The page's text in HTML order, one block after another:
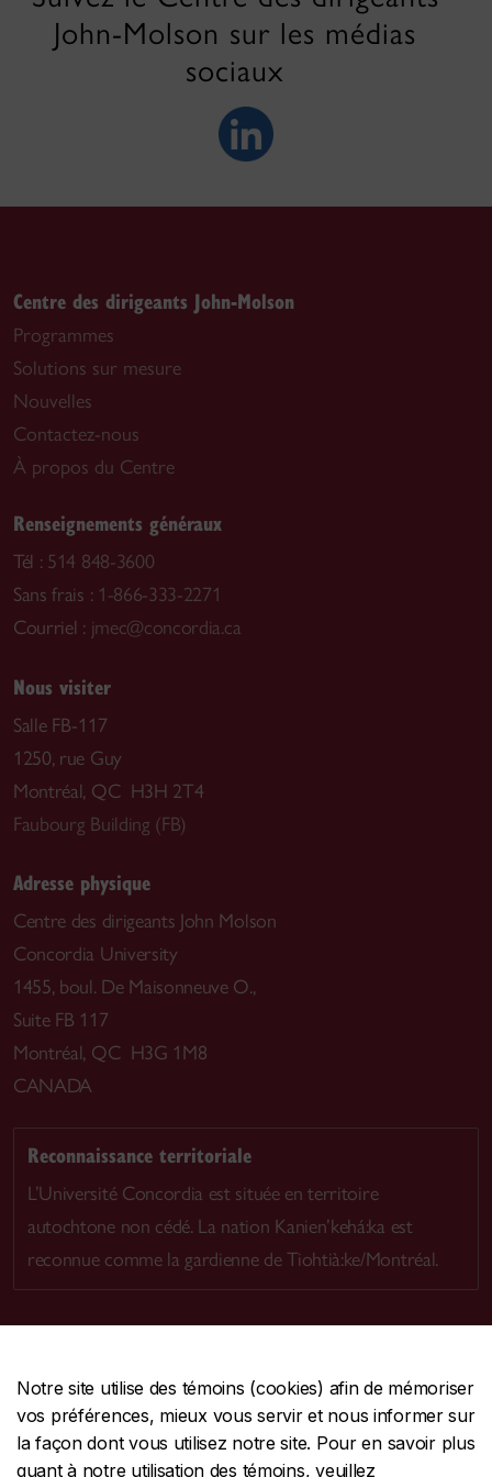
Notre site utilise des témoins (cookies) afin de mémoriser
vos préférences, mieux vous servir et nous informer sur
la façon dont vous utilisez notre site. Pour en savoir plus
quant à notre utilisation des témoins, veuillez
John-Molson sur les médias
sociaux
Centre des dirigeants John-Molson
Programmes
Solutions sur mesure
Nouvelles
Contactez-nous
À propos du Centre
Renseignements généraux
Tél : 514 848-3600
Sans frais : 1-866-333-2271
Courriel : jmec@concordia.ca
Nous visiter
Salle FB-117
1250, rue Guy
Montréal, QC H3H 2T4
Faubourg Building (FB)
Adresse physique
Centre des dirigeants John Molson
Concordia University
1455, boul. De Maisonneuve O.,
Suite FB 117
Montréal, QC H3G 1M8
CANADA
Reconnaissance territoriale
L’Université Concordia est située en territoire
autochtone non cédé. La nation Kanien’kehá:ka est
reconnue comme la gardienne de Tiohtià:ke/Montréal.
CENTRALE514-848-2424
URGENCE514-848-3717